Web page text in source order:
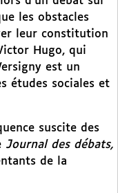
les obstacles
leur constitution
Hugo, qui
est un
études sociales et
suscite des
Journal des débats,
de la